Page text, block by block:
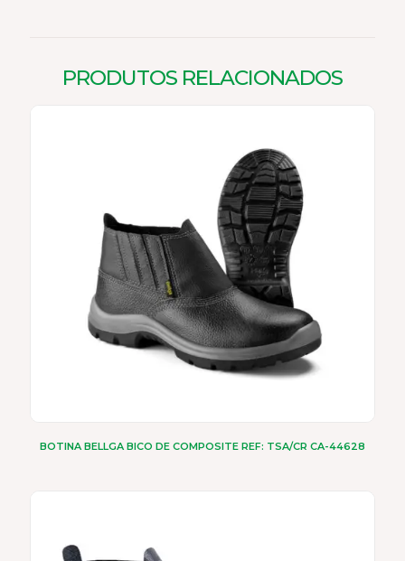
PRODUTOS RELACIONADOS
BOTINA BELLGA BICO DE COMPOSITE REF: TSA/CR CA-44628